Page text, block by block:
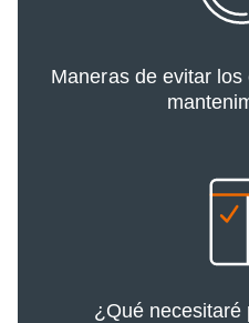
Maneras de evitar
¿Qué necesitaré